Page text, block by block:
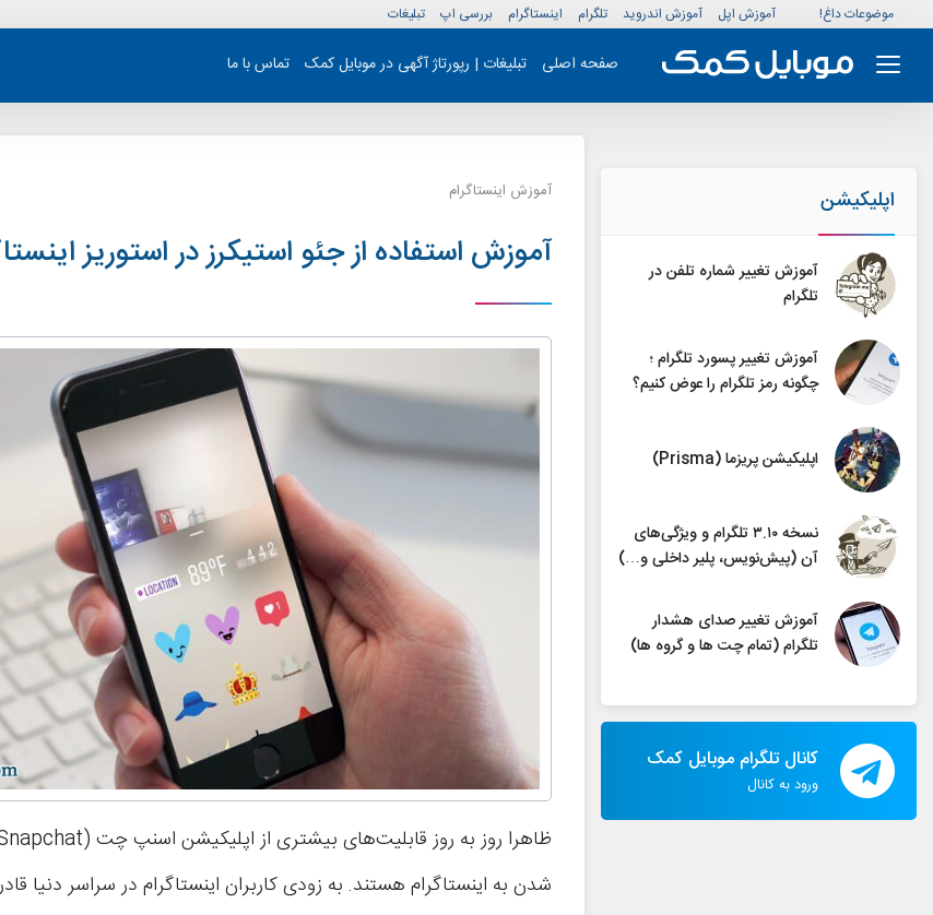
موضوعات داغ! آموزش اپل آموزش اندروید تلگرام اینستاگرام بررسی اپ تبلیغات
صفحه اصلی تبلیغات | رپورتاژ آگهی در موبایل کمک تماس با ما
اپلیکیشن
آموزش تغییر شماره تلفن در
تلگرام
آموزش تغییر پسورد تلگرام ؛
چگونه رمز تلگرام را عوض کنیم؟
اپلیکیشن پریزما (Prisma)
نسخه ۳.۱۰ تلگرام و ویژگی‌های
آن (پیش‌نویس، پلیر داخلی و…)
آموزش تغییر صدای هشدار
تلگرام (تمام چت ها و گروه ها)
کانال تلگرام موبایل کمک
ورود به کانال
آموزش اینستاگرام
آموزش استفاده از جئو استیکرز در استوریز
شدن به اینستاگرام هستند. به زودی کاربران اینستاگرام در سراسر دنیا